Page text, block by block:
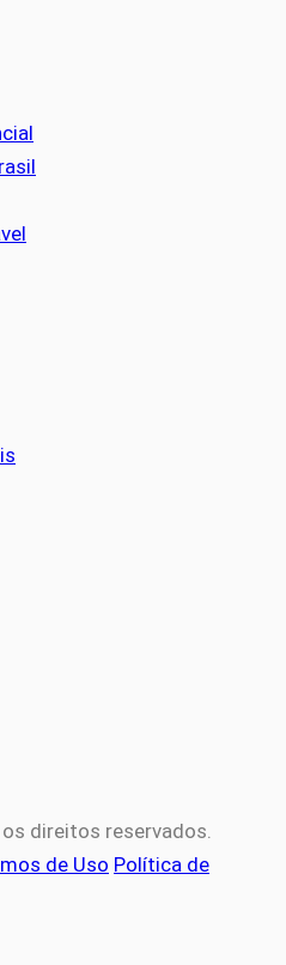
direitos reservados.
de Uso Política de